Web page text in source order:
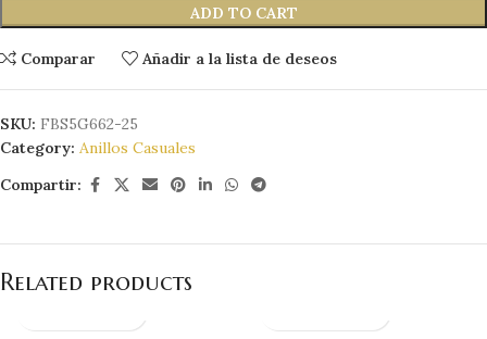
ADD TO CART
Comparar Añadir a la lista de deseos
SKU: FBS5G662-25
Category: Anillos Casuales
Compartir:
Related products